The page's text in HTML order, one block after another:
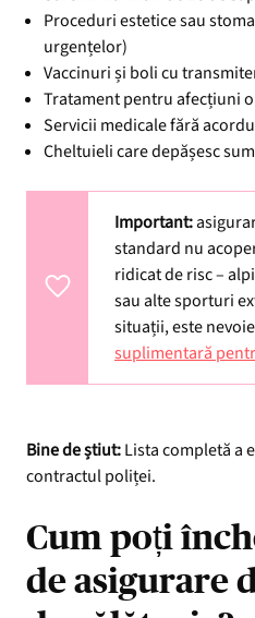
Proceduri estetice sau
urgențelor)
Vaccinuri și boli cu
Tratament pentru afecțiuni
Servicii medicale fără
Cheltuieli care depășesc
Important:
standard nu
ridicat de risc –
sau alte sporturi
situații, este
suplimentară
Bine de știut:Lista completă a
contractul poliței.
Cum poți
de asigurare